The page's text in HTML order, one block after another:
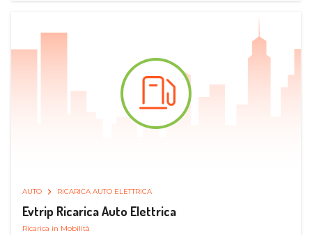
AUTO RICARICA AUTO ELETTRICA
Evtrip Ricarica Auto Elettrica
Ricarica in Mobilità